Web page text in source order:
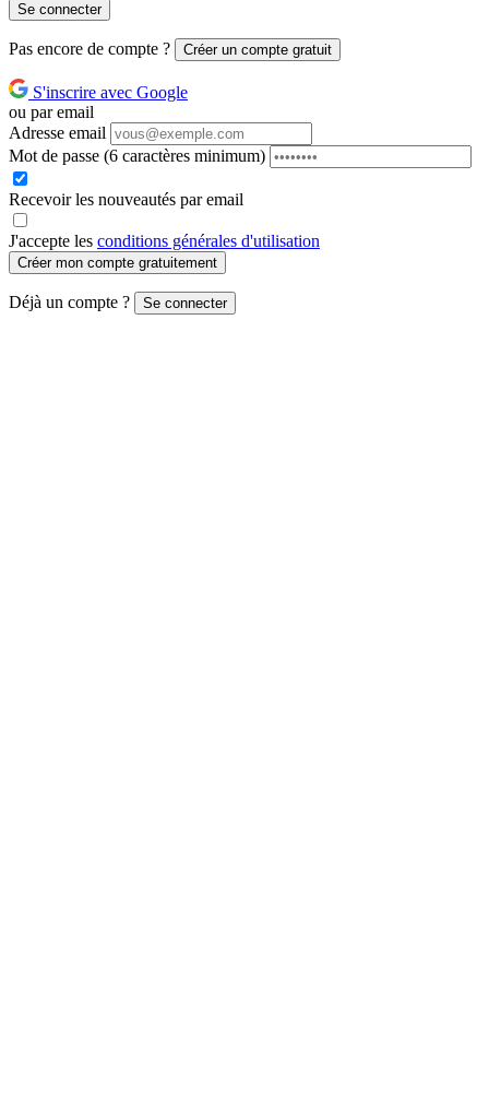
Se connecter
Pas encore de compte ? Créer un compte gratuit
S'inscrire avec Google
ou par email
Adresse email
Mot de passe (6 caractères minimum)
Recevoir les nouveautés par email
J'accepte les conditions générales d'utilisation
Créer mon compte gratuitement
Déjà un compte ? Se connecter